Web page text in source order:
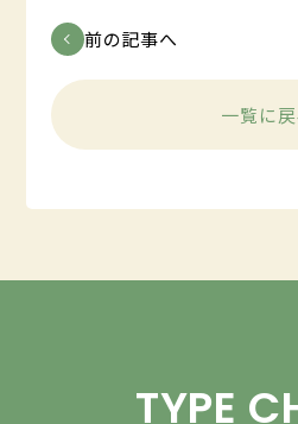
前の記事へ
一覧に戻
TYPE